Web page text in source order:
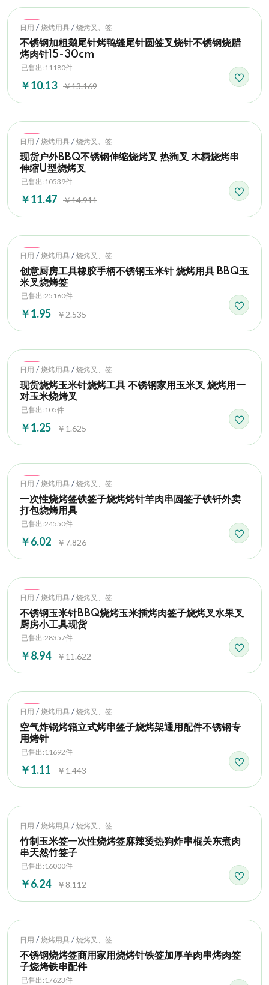
Hot
日用 / 烧烤用具 / 烧烤叉、签
不锈钢加粗鹅尾针烤鸭缝尾针圆签叉烧针不锈钢烧腊
烤肉针15-30cm
已售出:11180件
￥10.13 ￥13.169
Hot
日用 / 烧烤用具 / 烧烤叉、签
现货户外BBQ不锈钢伸缩烧烤叉 热狗叉 木柄烧烤串
伸缩U型烧烤叉
已售出:10539件
￥11.47 ￥14.911
Hot
日用 / 烧烤用具 / 烧烤叉、签
创意厨房工具橡胶手柄不锈钢玉米针 烧烤用具 BBQ玉
米叉烧烤签
已售出:25160件
￥1.95 ￥2.535
Hot
日用 / 烧烤用具 / 烧烤叉、签
现货烧烤玉米针烧烤工具 不锈钢家用玉米叉 烧烤用一
对玉米烧烤叉
已售出:105件
￥1.25 ￥1.625
Hot
日用 / 烧烤用具 / 烧烤叉、签
一次性烧烤签铁签子烧烤烤针羊肉串圆签子铁钎外卖
打包烧烤用具
已售出:24550件
￥6.02 ￥7.826
Hot
日用 / 烧烤用具 / 烧烤叉、签
不锈钢玉米针BBQ烧烤玉米插烤肉签子烧烤叉水果叉
厨房小工具现货
已售出:28357件
￥8.94 ￥11.622
Hot
日用 / 烧烤用具 / 烧烤叉、签
空气炸锅烤箱立式烤串签子烧烤架通用配件不锈钢专
用烤针
已售出:11692件
￥1.11 ￥1.443
Hot
日用 / 烧烤用具 / 烧烤叉、签
竹制玉米签一次性烧烤签麻辣烫热狗炸串棍关东煮肉
串天然竹签子
已售出:16000件
￥6.24 ￥8.112
Hot
日用 / 烧烤用具 / 烧烤叉、签
不锈钢烧烤签商用家用烧烤针铁签加厚羊肉串烤肉签
子烧烤铁串配件
已售出:17623件